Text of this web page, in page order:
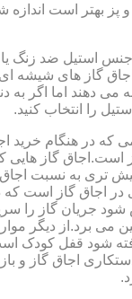
بهتر است اندازه
جنس استیل ضد زنگ
گاز های شیشه ای
می دهند اما اگر به
را انتخاب کنید.
که در هنگام خرید
است.اجاق گاز هایی
تری به نسبت
در اجاق گاز است که
شود جریان گاز را
می برد.از دیگر
شود قفل کودک
اجاق گاز و